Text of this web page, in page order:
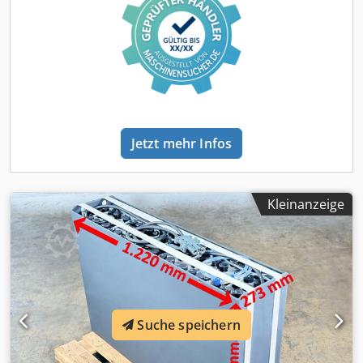
folgende Modelle und weitere: Linde E 20 - 325-00 Linde E
20 / 600 - 387-00 Linde E 20 / 600 H - 1252-01 Linde E 20 /
600 H - 387-00 Linde E 20 / 600 RH - 387-00 Linde E 20 H -
387-00 Linde E 20 HOCH - 325-00 Linde E 20 HOCH - 336-00
Linde E 20 P - 325-00 Linde E 20 Z - 325-00 Linde E 25 - 325-
00 Linde E 25 - 336-00 Linde E 25 - 387-00 Linde E 25 / 600 -
387-00 Linde E 25 / 600 RH - 387-00 Linde E 25 CH - 387-00
Linde E 25 H - 387-00 Linde E 30 CH - 387-00 Linde E 30 H -
387-00 Linde E 30 P - 325-00 Linde E 30 SH - 1276-00 Linde
40 P - 337-00 Linde K - 5231-00 Linde K - 5231-00 -
seitlicher Wechse Linde K 12 - Linde K 15 - Linde P 200 -
370-00 Linde P 250 - 127-00 - vertikaler Wechsel Linde P
250 S - 127-05 Linde P 250 SWB - 5007-10 - seitlicher
Wechsel Linde P 250 SWB - 5007-10 - vertikaler Wechsel
Still MX-X Still R. 07-25 Still R 60-20 Still R 60-22 Still R 60-
25 Still RX 60-25 Still RX 60-30 Jungheinrich EFG 25
Jungheinrich EFG 425 Jungheinrich EFG 425 K Jungheinrich
EFG V 25 Jungheinrich EKX 515 Jungheinrich EKX 515 K
Jungheinrich EKX 525 K Jungheinrich ETX Toyota 7FBMF20
Jetzt mehr Infos
Kleinanzeige
Suche speichern